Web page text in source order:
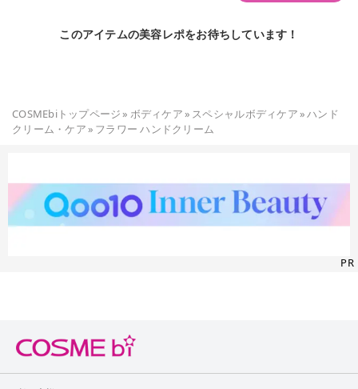
このアイテムの美容レポをお待ちしています！
COSMEbiトップページ» ボディケア» スペシャルボディケア»ハンド
クリーム・ケア» フラワー ハンドクリーム
PR